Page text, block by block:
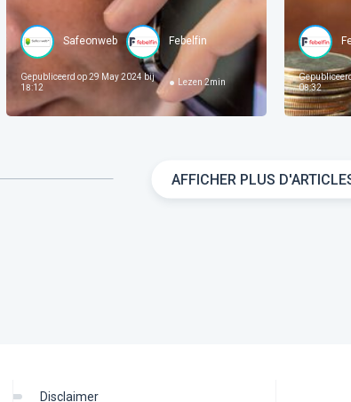
Safeonweb Febelfin
Gepubliceerd op29 May 2024 bij
18:12
Lezen 2min
08:32
AFFICHER PLUS
disclaimer